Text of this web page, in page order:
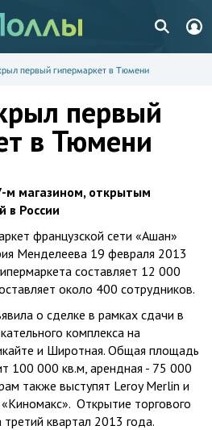
первый гипермаркет в Тюмени
первый
в Тюмени
м магазином, открытым
в России
французской сети «Ашан»
Менделеева 19 февраля 2013
составляет 12 000
около 400 сотрудников.
о сделке в рамках сдачи в
комплекса на
и Широтная. Общая площадь
100 000 кв.м, арендная - 75 000
также выступят Leroy Merlin и
Открытие торгового
квартал 2013 года.